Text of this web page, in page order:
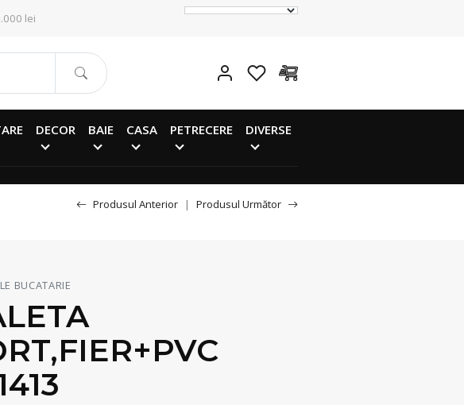
lei
DECOR BAIE CASA PETRECERE DIVERSE
Produsul Anterior | Produsul Următor
BUCATARIE